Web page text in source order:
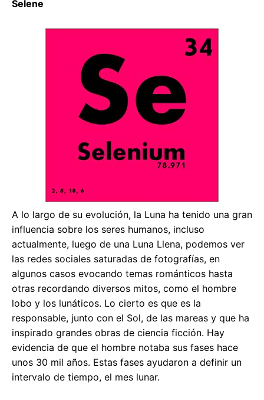
Selene
A lo largo de su evolución, la Luna ha tenido una gran
influencia sobre los seres humanos, incluso
actualmente, luego de una Luna Llena, podemos ver
las redes sociales saturadas de fotografías, en
algunos casos evocando temas románticos hasta
otras recordando diversos mitos, como el hombre
lobo y los lunáticos. Lo cierto es que es la
responsable, junto con el Sol, de las mareas y que ha
inspirado grandes obras de ciencia ficción. Hay
evidencia de que el hombre notaba sus fases hace
unos 30 mil años. Estas fases ayudaron a definir un
intervalo de tiempo, el mes lunar.